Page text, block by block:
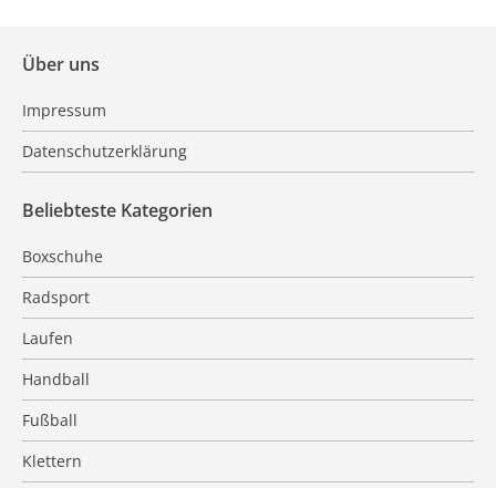
Über uns
Impressum
Datenschutzerklärung
Beliebteste Kategorien
Boxschuhe
Radsport
Laufen
Handball
Fußball
Klettern